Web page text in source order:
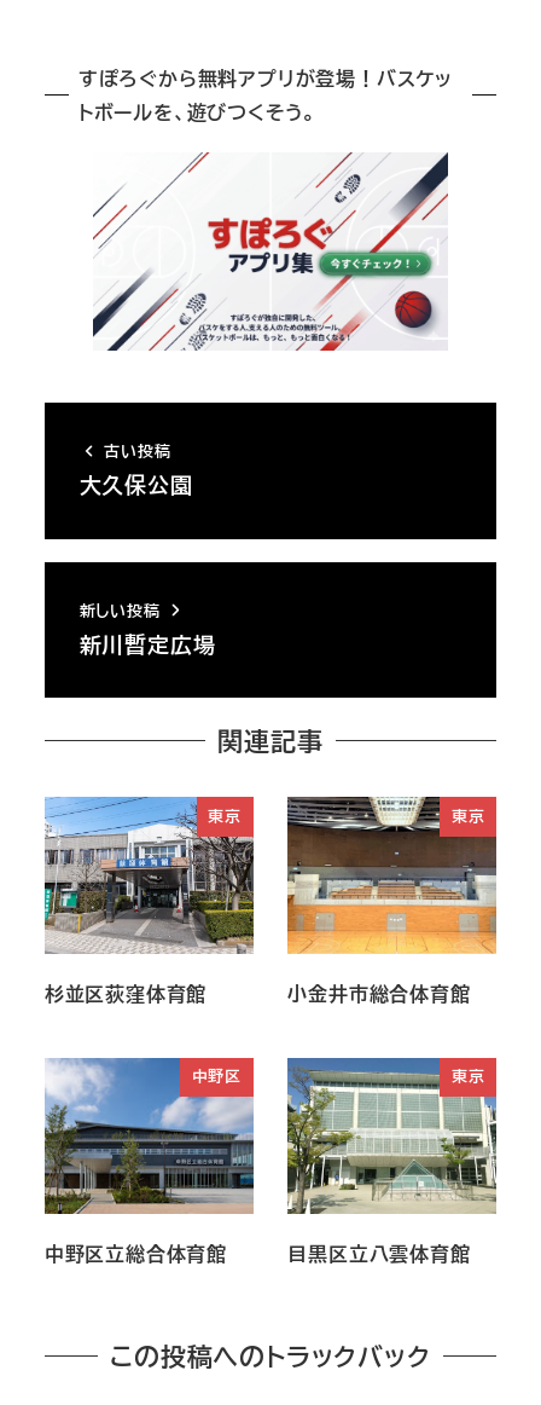
すぽろぐから無料アプリが登場！バスケッ
トボールを、遊びつくそう。
古い投稿
大久保公園
新しい投稿
新川暫定広場
関連記事
東京
杉並区荻窪体育館
東京
小金井市総合体育館
中野区
中野区立総合体育館
東京
目黒区立八雲体育館
この投稿へのトラックバック